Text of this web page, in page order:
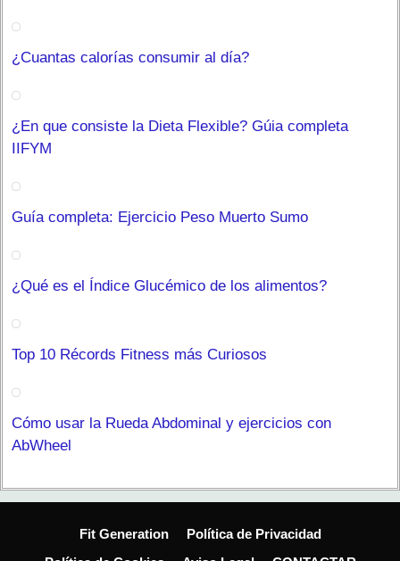
¿Cuantas calorías consumir al día?
¿En que consiste la Dieta Flexible? Gúia completa
IIFYM
Guía completa: Ejercicio Peso Muerto Sumo
¿Qué es el Índice Glucémico de los alimentos?
Top 10 Récords Fitness más Curiosos
Cómo usar la Rueda Abdominal y ejercicios con
AbWheel
Fit Generation
Política de Privacidad